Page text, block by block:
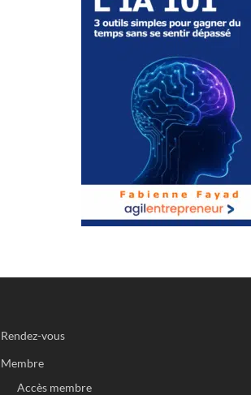
Rendez-vous
Membre
Accès membre